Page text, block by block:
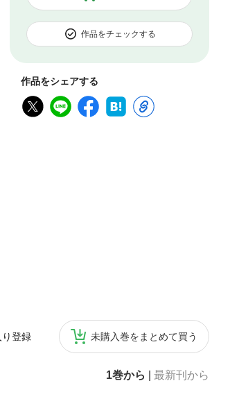
作品をチェックする
作品をシェアする
り登録 未購入巻をまとめて買う
1巻から 最新刊から